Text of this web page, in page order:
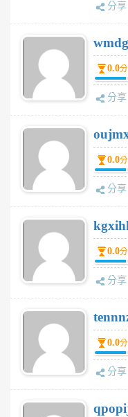
分享
0.0分
分享
0.0分
分享
0.0分
分享
0.0分
分享